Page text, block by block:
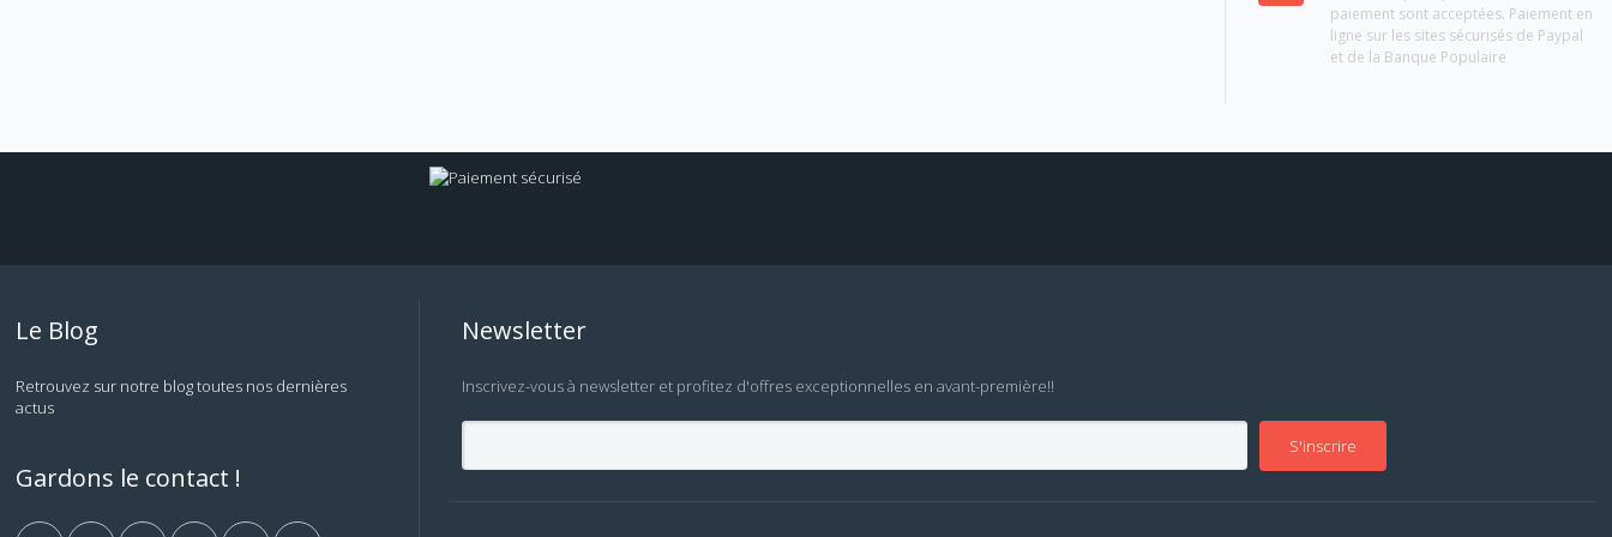
paiement sont acceptées. Paiement en
ligne sur les sites sécurisés de Paypal
et de la Banque Populaire
Le Blog
Retrouvez sur notre blog toutes nos dernières
actus
Gardons le contact !
Newsletter
Inscrivez-vous à newsletter et profitez d'offres exceptionnelles en avant-première!!
S'inscrire